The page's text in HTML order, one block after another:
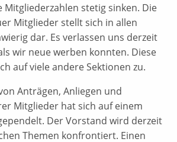
Mitgliederzahlen stetig sinken. Die
Mitglieder stellt sich in allen
dar. Es verlassen uns derzeit
wir neue werben konnten. Diese
auf viele andere Sektionen zu.
Anträgen, Anliegen und
Mitglieder hat sich auf einem
Der Vorstand wird derzeit
Themen konfrontiert. Einen